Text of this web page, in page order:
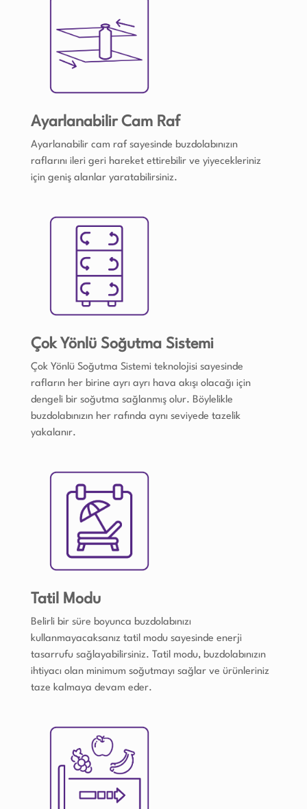
Ayarlanabilir Cam Raf
Ayarlanabilir cam raf sayesinde buzdolabınızın
raflarını ileri geri hareket ettirebilir ve yiyecekleriniz
için geniş alanlar yaratabilirsiniz.
Çok Yönlü Soğutma Sistemi
Çok Yönlü Soğutma Sistemi teknolojisi sayesinde
rafların her birine ayrı ayrı hava akışı olacağı için
dengeli bir soğutma sağlanmış olur. Böylelikle
buzdolabınızın her rafında aynı seviyede tazelik
yakalanır.
Tatil Modu
Belirli bir süre boyunca buzdolabınızı
kullanmayacaksanız tatil modu sayesinde enerji
tasarrufu sağlayabilirsiniz. Tatil modu, buzdolabınızın
ihtiyacı olan minimum soğutmayı sağlar ve ürünleriniz
taze kalmaya devam eder.